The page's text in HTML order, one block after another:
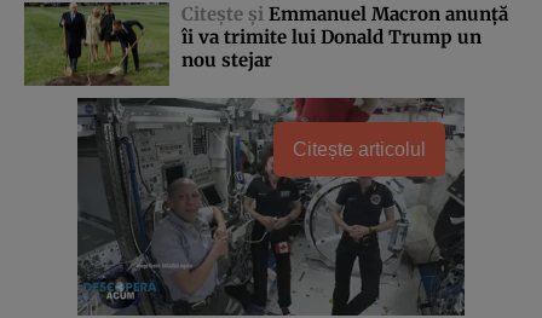
Citeşte şi Emmanuel Macron anunţă
îi va trimite lui Donald Trump un
nou stejar
Citește articolul